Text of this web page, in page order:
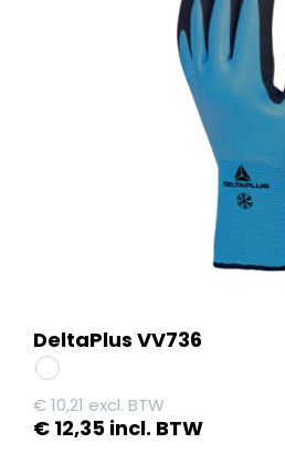
DeltaPlus VV736
€10,21 excl. BTW
€ 12,35 incl. BTW